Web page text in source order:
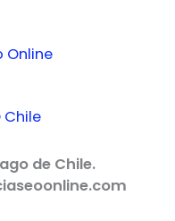
Chile
de Chile.